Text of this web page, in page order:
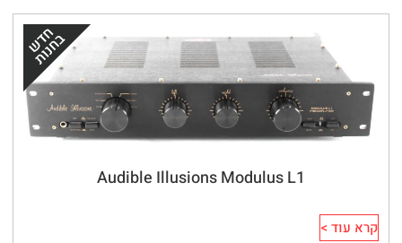
Audible Illusions Modulus L1
קרא עוד >